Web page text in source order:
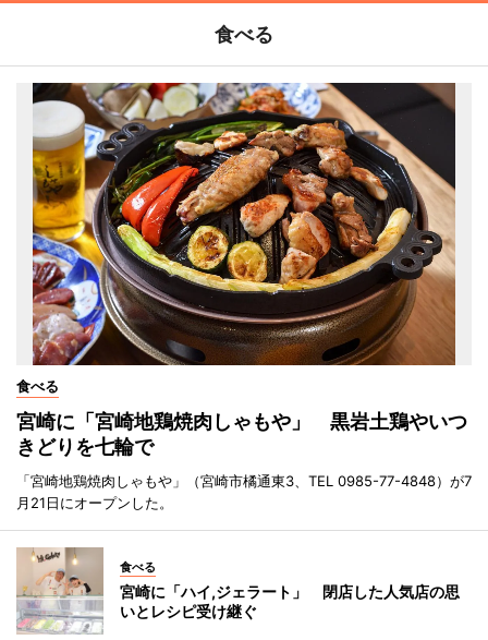
食べる
食べる
宮崎に「宮崎地鶏焼肉しゃもや」 黒岩土鶏やいつ
きどりを七輪で
「宮崎地鶏焼肉しゃもや」（宮崎市橘通東3、TEL 0985-77-4848）が7
月21日にオープンした。
食べる
宮崎に「ハイ,ジェラート」 閉店した人気店の思
いとレシピ受け継ぐ